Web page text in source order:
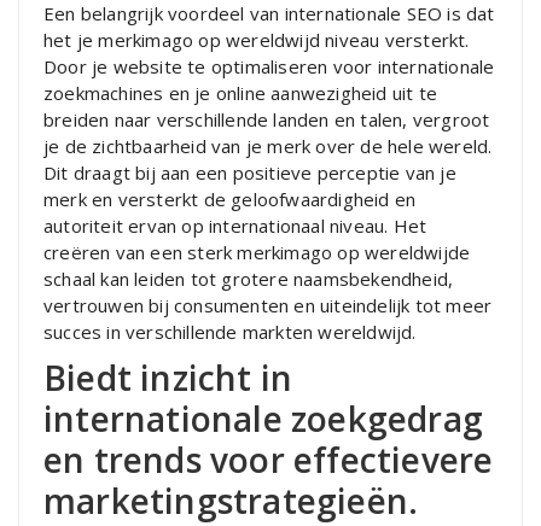
Een belangrijk voordeel van internationale SEO is dat
het je merkimago op wereldwijd niveau versterkt.
Door je website te optimaliseren voor internationale
zoekmachines en je online aanwezigheid uit te
breiden naar verschillende landen en talen, vergroot
je de zichtbaarheid van je merk over de hele wereld.
Dit draagt bij aan een positieve perceptie van je
merk en versterkt de geloofwaardigheid en
autoriteit ervan op internationaal niveau. Het
creëren van een sterk merkimago op wereldwijde
schaal kan leiden tot grotere naamsbekendheid,
vertrouwen bij consumenten en uiteindelijk tot meer
succes in verschillende markten wereldwijd.
Biedt inzicht in
internationale zoekgedrag
en trends voor effectievere
marketingstrategieën.